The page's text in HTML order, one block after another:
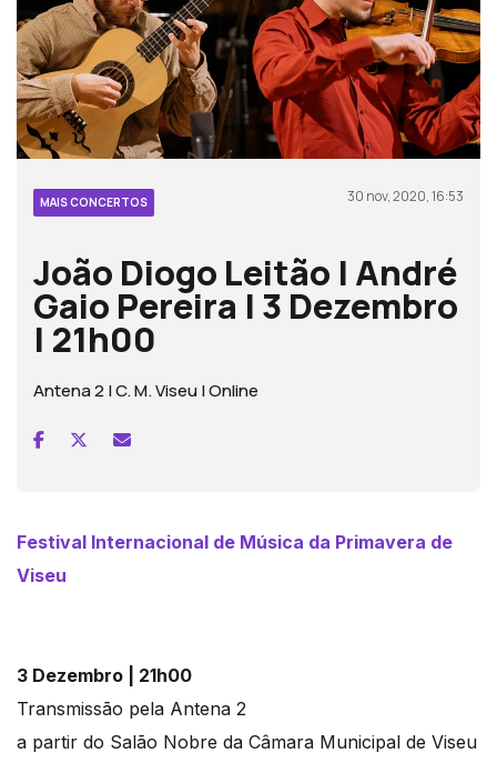
MAIS CONCERTOS 30 nov, 2020, 16:53
João Diogo Leitão | André
Gaio Pereira | 3 Dezembro
| 21h00
Antena 2 | C. M. Viseu | Online
Festival Internacional de Música da Primavera de
Viseu
3 Dezembro | 21h00
Transmissão pela Antena 2
a partir do Salão Nobre da Câmara Municipal de Viseu